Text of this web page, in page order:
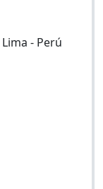
Lima - Perú